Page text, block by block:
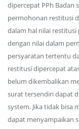
dipercepat PPh Badan
permohonan restitusi
dalam hal nilai
dengan nilai dalam
persyaratan tertentu
restitusi dipercepat
belum dikembalikan
surat tersendiri dapat
system. Jika tidak bisa
dapat menyampaikan